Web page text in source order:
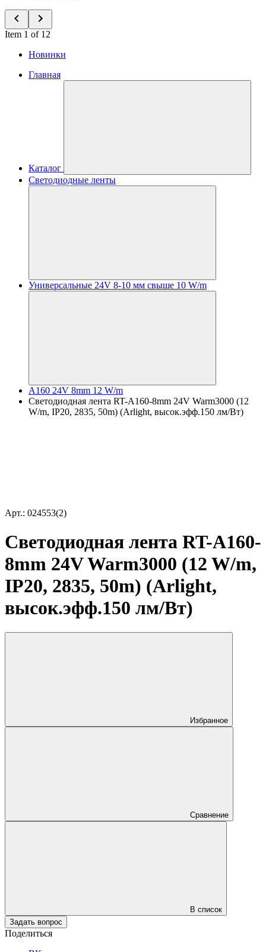
Item 1 of 12
Новинки
Главная
Каталог
Светодиодные ленты
Универсальные 24V 8-10 мм свыше 10 W/m
A160 24V 8mm 12 W/m
Светодиодная лента RT-A160-8mm 24V Warm3000 (12
W/m, IP20, 2835, 50m) (Arlight, высок.эфф.150 лм/Вт)
Арт.: 024553(2)
Светодиодная лента RT-A160-
8mm 24V Warm3000 (12 W/m,
IP20, 2835, 50m) (Arlight,
высок.эфф.150 лм/Вт)
Избранное
Сравнение
В список
Задать вопрос
Поделиться